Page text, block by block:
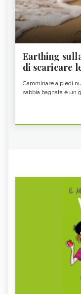
Earthing
di scaricare
Camminare a piedi
sabbia bagnata è un